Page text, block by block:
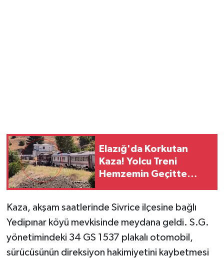
Elazığ'da Korkutan
Kaza! Yolcu Treni
Hemzemin Geçitte
Kaza, akşam saatlerinde Sivrice ilçesine bağlı
Yedipınar köyü mevkisinde meydana geldi. S.G.
yönetimindeki 34 GS 1537 plakalı otomobil,
sürücüsünün direksiyon hakimiyetini kaybetmesi